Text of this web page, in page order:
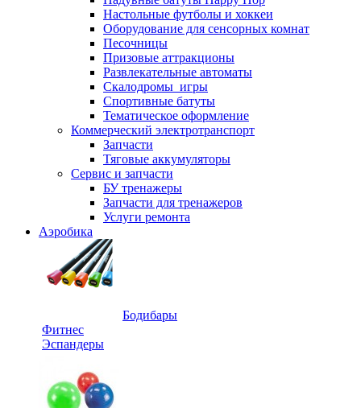
Настольные футболы и хоккеи
Оборудование для сенсорных комнат
Песочницы
Призовые аттракционы
Развлекательные автоматы
Скалодромы_игры
Спортивные батуты
Тематическое оформление
Коммерческий электротранспорт
Запчасти
Тяговые аккумуляторы
Сервис и запчасти
БУ тренажеры
Запчасти для тренажеров
Услуги ремонта
Аэробика
Бодибары
Фитнес
Эспандеры